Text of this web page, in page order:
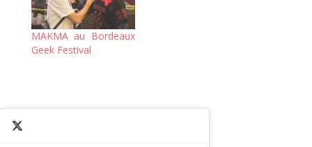
MAKMA au Bordeaux
Geek Festival